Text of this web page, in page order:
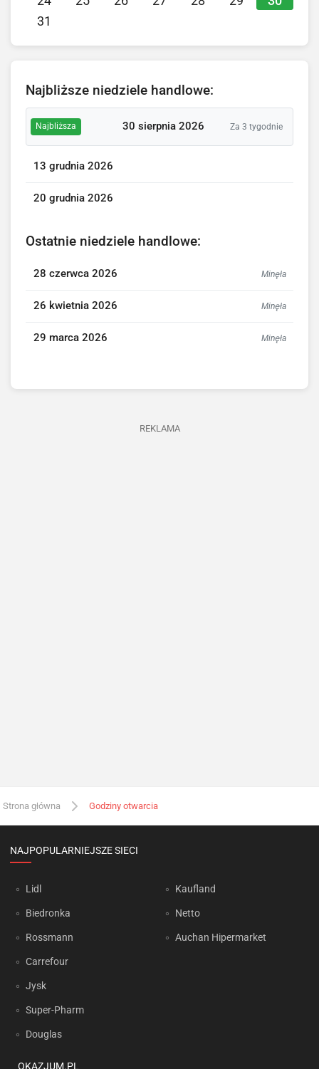
31
Najbliższe niedziele handlowe:
Najbliższa 30 sierpnia 2026 Za 3 tygodnie
13 grudnia 2026
20 grudnia 2026
Ostatnie niedziele handlowe:
28 czerwca 2026 Minęła
26 kwietnia 2026 Minęła
29 marca 2026 Minęła
REKLAMA
Strona główna Godziny otwarcia
NAJPOPULARNIEJSZE SIECI
Lidl
Biedronka
Rossmann
Carrefour
Jysk
Super-Pharm
Douglas
Kaufland
Netto
Auchan Hipermarket
OKAZJUM.PL